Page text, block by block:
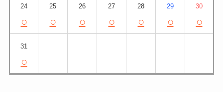
24
○
25
○
26
○
27
○
28
○
29
○
30
○
31
○